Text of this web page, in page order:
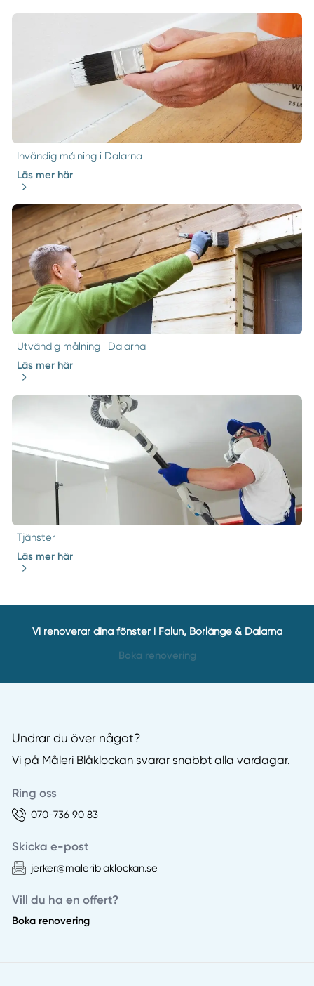
Invändig målning i Dalarna
Läs mer här
Utvändig målning i Dalarna
Läs mer här
Tjänster
Läs mer här
Vi renoverar dina fönster i Falun, Borlänge & Dalarna
Boka renovering
Undrar du över något?
Vi på Måleri Blåklockan svarar snabbt alla vardagar.
Ring oss
070-736 90 83
Skicka e-post
jerker@maleriblaklockan.se
Vill du ha en offert?
Boka renovering